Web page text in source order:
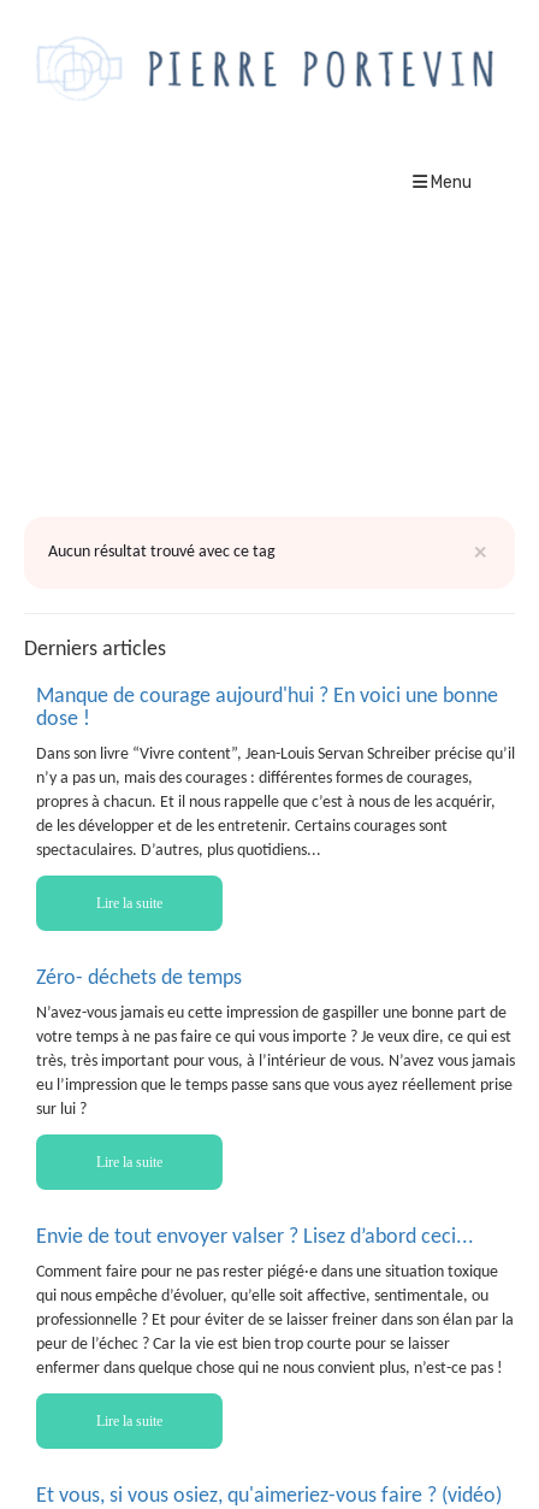
Menu
×
Aucun résultat trouvé avec ce tag
Derniers articles
Manque de courage aujourd'hui ? En voici une bonne
dose !
Dans son livre “Vivre content”, Jean-Louis Servan Schreiber précise qu’il
n’y a pas un, mais des courages : différentes formes de courages,
propres à chacun. Et il nous rappelle que c’est à nous de les acquérir,
de les développer et de les entretenir. Certains courages sont
spectaculaires. D’autres, plus quotidiens...
Lire la suite
Zéro- déchets de temps
N’avez-vous jamais eu cette impression de gaspiller une bonne part de
votre temps à ne pas faire ce qui vous importe ? Je veux dire, ce qui est
très, très important pour vous, à l’intérieur de vous. N’avez vous jamais
eu l’impression que le temps passe sans que vous ayez réellement prise
sur lui ?
Lire la suite
Envie de tout envoyer valser ? Lisez d’abord ceci...
Comment faire pour ne pas rester piégé·e dans une situation toxique
qui nous empêche d’évoluer, qu’elle soit affective, sentimentale, ou
professionnelle ? Et pour éviter de se laisser freiner dans son élan par la
peur de l’échec ? Car la vie est bien trop courte pour se laisser
enfermer dans quelque chose qui ne nous convient plus, n’est-ce pas !
Lire la suite
Et vous, si vous osiez, qu'aimeriez-vous faire ? (vidéo)